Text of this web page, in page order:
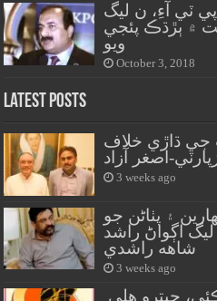
ٽي آءِ، ن ليگ
۾ ٻڙڌڪ پئجي
ويو
October 3, 2018
Latest Posts
جي ڌاڙي خلاف
اصغر آزاد
3 weeks ago
۽ پٺاڻن جو
اڳواڻ راشد
شاهه راشدي
3 weeks ago